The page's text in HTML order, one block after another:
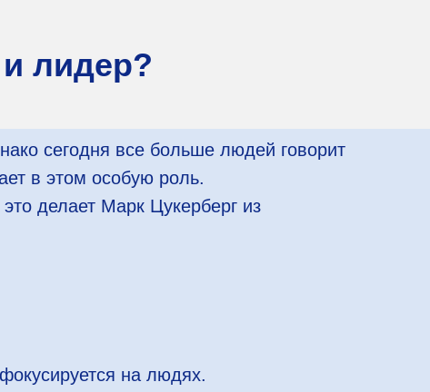
лидер?
сегодня все больше людей говорит
в этом особую роль.
делает Марк Цукерберг из
на людях.